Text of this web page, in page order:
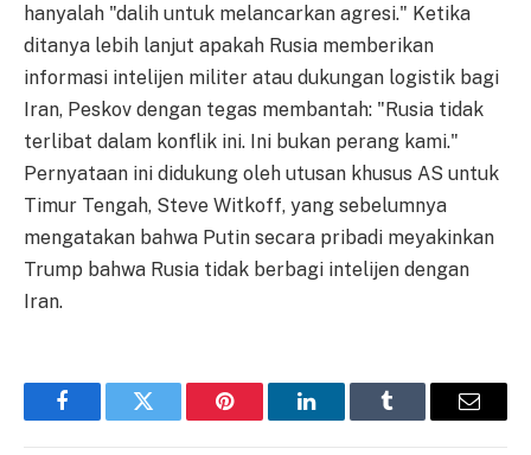
hanyalah "dalih untuk melancarkan agresi." Ketika
ditanya lebih lanjut apakah Rusia memberikan
informasi intelijen militer atau dukungan logistik bagi
Iran, Peskov dengan tegas membantah: "Rusia tidak
terlibat dalam konflik ini. Ini bukan perang kami."
Pernyataan ini didukung oleh utusan khusus AS untuk
Timur Tengah, Steve Witkoff, yang sebelumnya
mengatakan bahwa Putin secara pribadi meyakinkan
Trump bahwa Rusia tidak berbagi intelijen dengan
Iran.
FacebookTwitter Pinterest LinkedInTumblr Email